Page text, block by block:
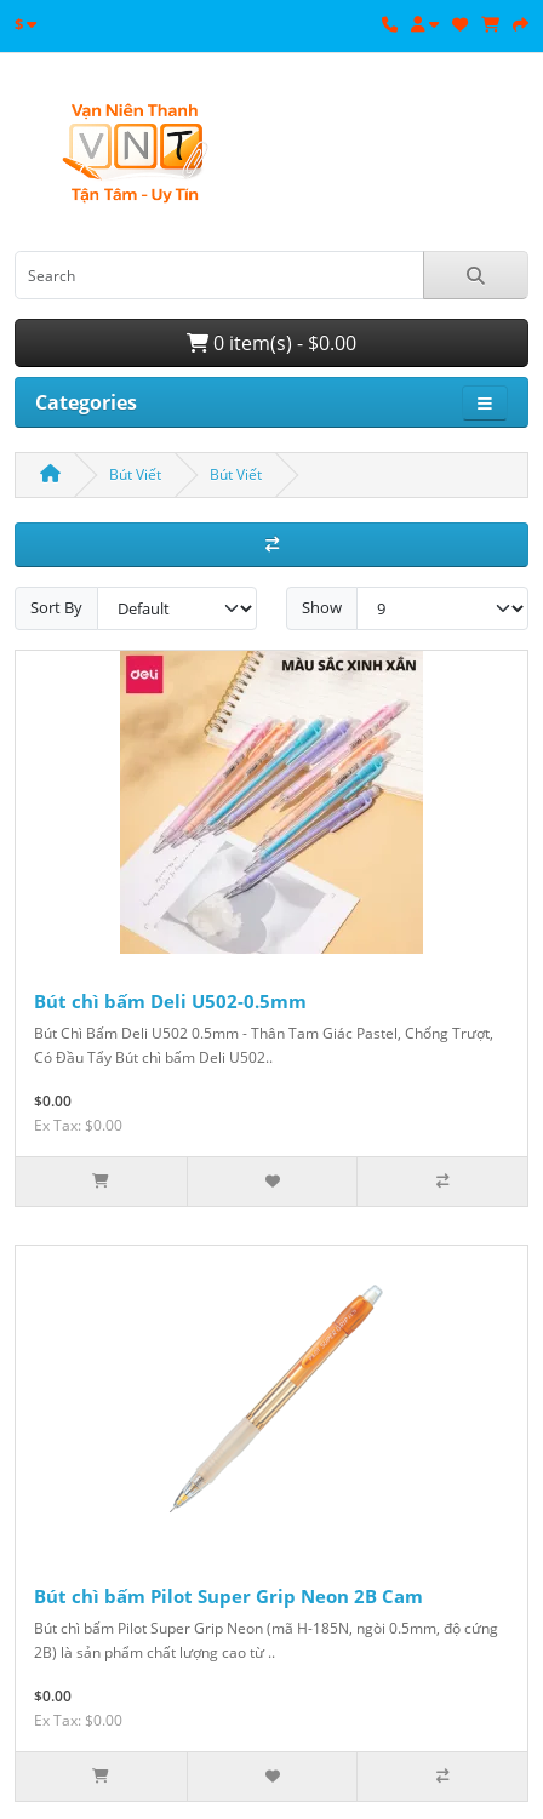
$
0 item(s) - $0.00
Categories
Bút Viết Bút Viết
Sort By Show
Bút chì bấm Deli U502-0.5mm
Bút Chì Bấm Deli U502 0.5mm - Thân Tam Giác Pastel, Chống Trượt,
Có Đầu Tẩy Bút chì bấm Deli U502..
$0.00
Ex Tax: $0.00
Bút chì bấm Pilot Super Grip Neon 2B Cam
Bút chì bấm Pilot Super Grip Neon (mã H-185N, ngòi 0.5mm, độ cứng
2B) là sản phẩm chất lượng cao từ ..
$0.00
Ex Tax: $0.00